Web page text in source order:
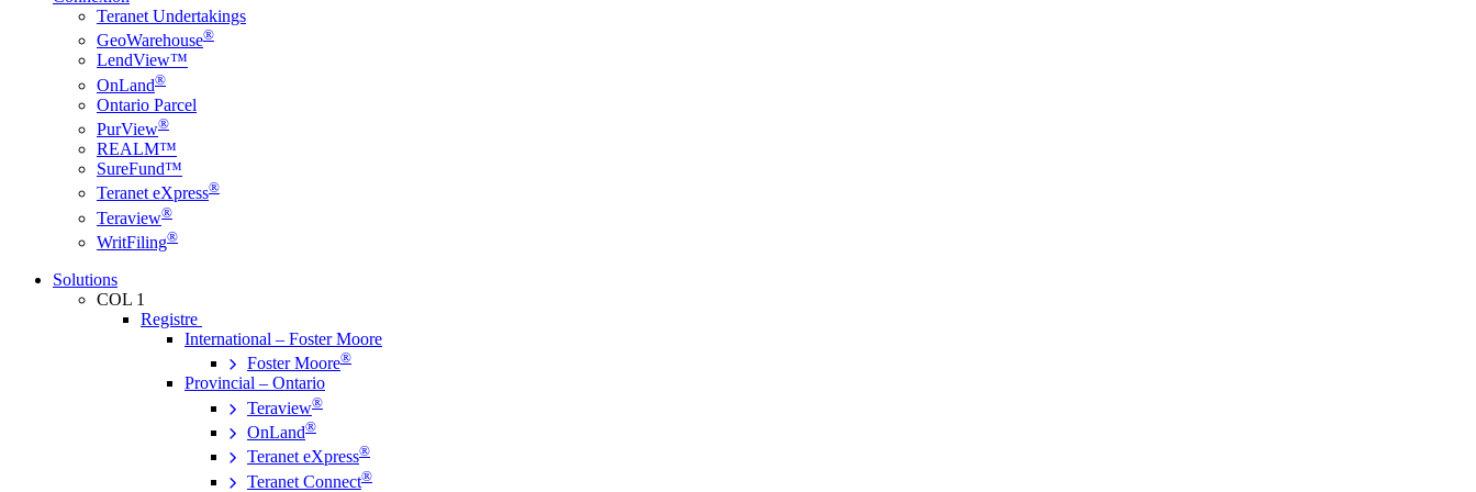
Teranet Undertakings
GeoWarehouse®
LendView™
OnLand®
Ontario Parcel
PurView®
REALM™
SureFund™
Teranet eXpress®
Teraview®
WritFiling®
Solutions
COL 1
Registre
International – Foster Moore
Foster Moore®
Provincial – Ontario
Teraview®
OnLand®
Teranet eXpress®
Teranet Connect®